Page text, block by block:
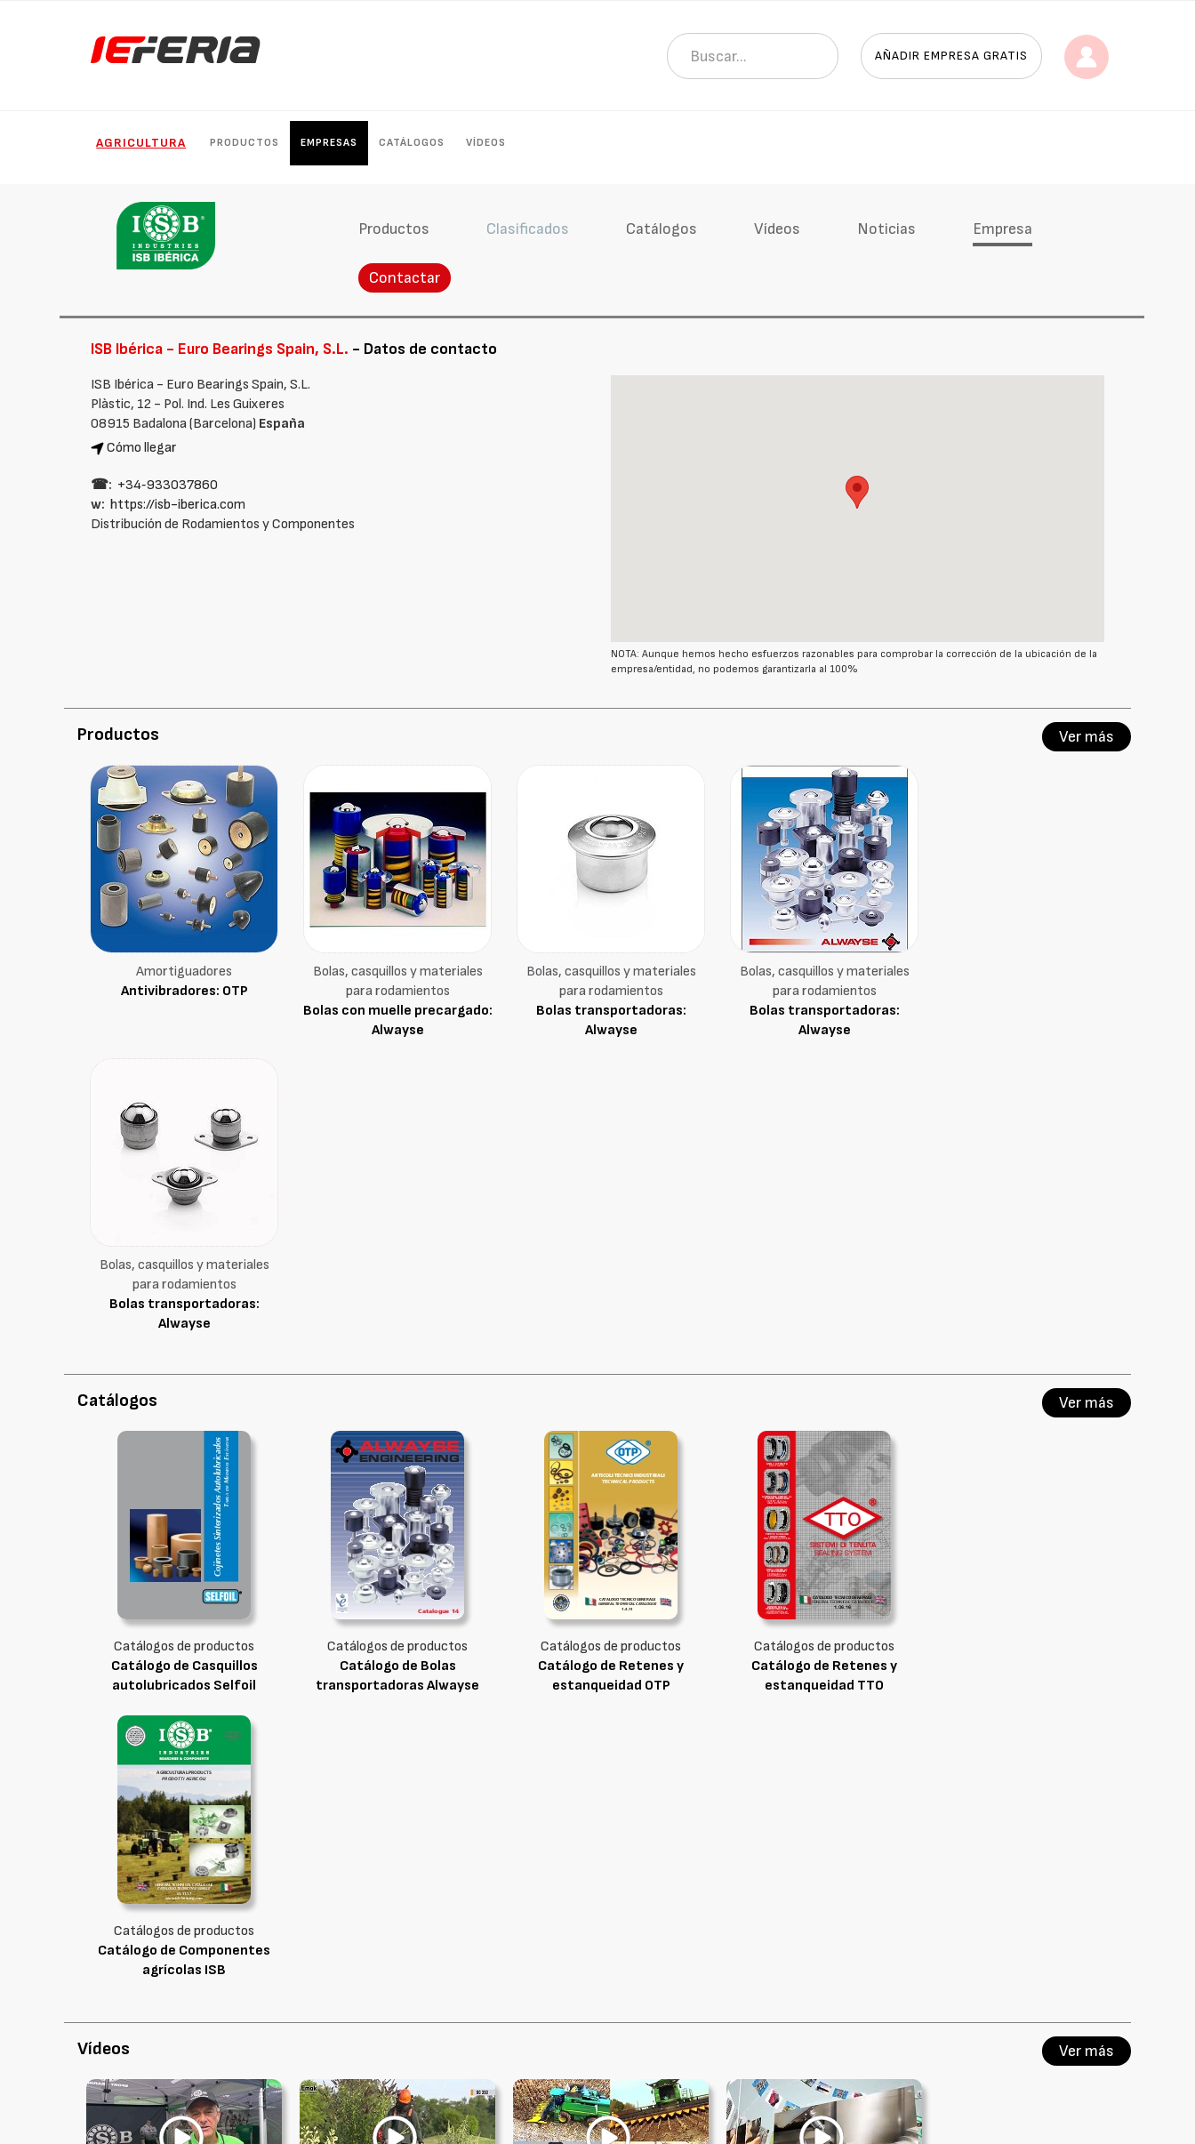
AÑADIR EMPRESA GRATIS
AGRICULTURA PRODUCTOS EMPRESAS CATÁLOGOS VÍDEOS
Productos Clasificados Catálogos Vídeos Noticias Empresa
Contactar
ISB Ibérica - Euro Bearings Spain, S.L. - Datos de contacto
ISB Ibérica - Euro Bearings Spain, S.L.
Plàstic, 12 - Pol. Ind. Les Guixeres
08915 Badalona (Barcelona) España
Cómo llegar
☎: +34‑933037860
w:https://isb-iberica.com
Distribución de Rodamientos y Componentes
NOTA: Aunque hemos hecho esfuerzos razonables para comprobar la corrección de la ubicación de la
empresa/entidad, no podemos garantizarla al 100%
Productos Ver más
Amortiguadores
Antivibradores: OTP
Bolas, casquillos y materiales
para rodamientos
Bolas con muelle precargado:
Alwayse
Bolas, casquillos y materiales
para rodamientos
Bolas transportadoras:
Alwayse
Bolas, casquillos y materiales
para rodamientos
Bolas transportadoras:
Alwayse
Bolas, casquillos y materiales
para rodamientos
Bolas transportadoras:
Alwayse
Catálogos Ver más
Catálogos de productos
Catálogo de Casquillos
autolubricados Selfoil
Catálogos de productos
Catálogo de Bolas
transportadoras Alwayse
Catálogos de productos
Catálogo de Retenes y
estanqueidad OTP
Catálogos de productos
Catálogo de Retenes y
estanqueidad TTO
Catálogos de productos
Catálogo de Componentes
agrícolas ISB
Vídeos Ver más